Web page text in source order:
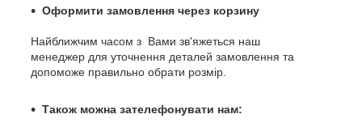
Оформити замовлення через корзину
Найближчим часом з Вами зв'яжеться наш
менеджер для уточнення деталей замовлення та
допоможе правильно обрати розмір.
Також можна зателефонувати нам: